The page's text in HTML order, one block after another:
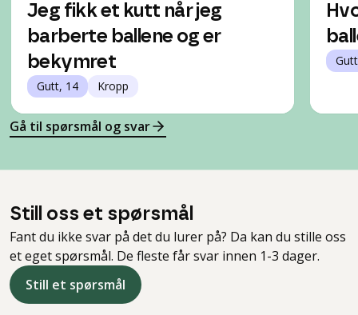
Jeg fikk et kutt når jeg
barberte ballene og er
bekymret
Gutt, 14 Kropp
Gå til spørsmål og svar
Still oss et spørsmål
Fant du ikke svar på det du lurer på? Da kan du stille oss
et eget spørsmål. De fleste får svar innen 1-3 dager.
Still et spørsmål